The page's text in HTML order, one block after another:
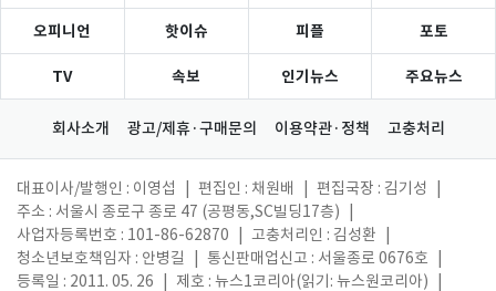
오피니언 핫이슈 피플 포토
TV 속보 인기뉴스 주요뉴스
회사소개 광고/제휴·구매문의 이용약관·정책 고충처리
대표이사/발행인 : 이영섭 편집인 : 채원배 편집국장 : 김기성
주소 : 서울시 종로구 종로 47 (공평동,SC빌딩17층)
사업자등록번호 : 101-86-62870
고충처리인 : 김성환
청소년보호책임자 : 안병길
통신판매업신고 : 서울종로 0676호
등록일 : 2011. 05. 26
제호 : 뉴스1코리아(읽기: 뉴스원코리아)